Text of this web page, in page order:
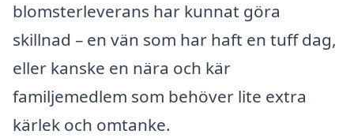
blomsterleverans har kunnat göra
skillnad – en vän som har haft en tuff dag,
eller kanske en nära och kär
familjemedlem som behöver lite extra
kärlek och omtanke.